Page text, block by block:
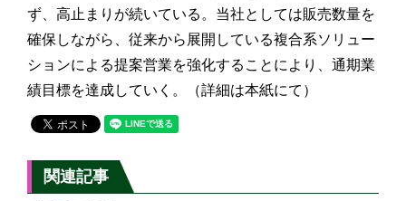
ず、高止まりが続いている。当社としては販売数量を
確保しながら、従来から展開している複合系ソリュー
ションによる提案営業を強化することにより、通期業
績目標を達成していく。（詳細は本紙にて）
関連記事